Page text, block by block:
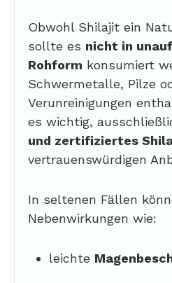
Obwohl Shilajit ein
sollte es nicht in
Rohform konsumiert
Schwermetalle, Pilze
Verunreinigungen
es wichtig,
und zertifiziertes
vertrauenswürdigen
In seltenen Fällen
Nebenwirkungen wie:
leichte